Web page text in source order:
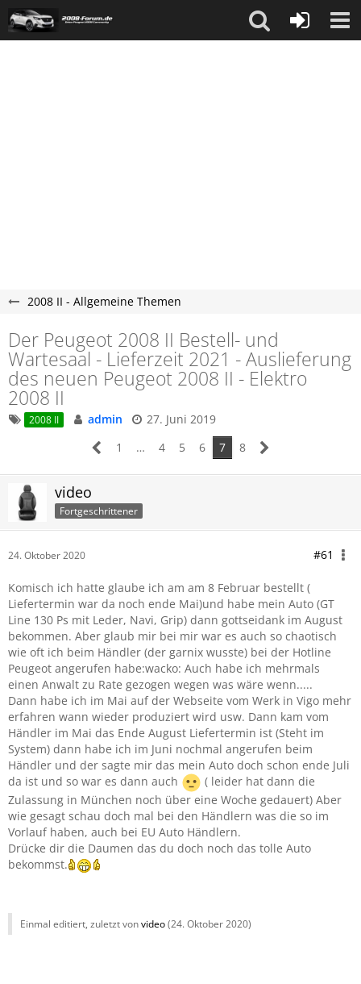
2008 II - Allgemeine Themen
Der Peugeot 2008 II Bestell- und
Wartesaal - Lieferzeit 2021 - Auslieferung
des neuen Peugeot 2008 II - Elektro
2008 II
2008 II admin
27. Juni 2019
1
… 4 5 6 7 8
video
Fortgeschrittener
24. Oktober 2020 #61
Komisch ich hatte glaube ich am am 8 Februar bestellt (
Liefertermin war da noch ende Mai)und habe mein Auto (GT
Line 130 Ps mit Leder, Navi, Grip) dann gottseidank im August
bekommen. Aber glaub mir bei mir war es auch so chaotisch
wie oft ich beim Händler (der garnix wusste) bei der Hotline
Peugeot angerufen habe:wacko: Auch habe ich mehrmals
einen Anwalt zu Rate gezogen wegen was wäre wenn.....
Dann habe ich im Mai auf der Webseite vom Werk in Vigo mehr
erfahren wann wieder produziert wird usw. Dann kam vom
Händler im Mai das Ende August Liefertermin ist (Steht im
System) dann habe ich im Juni nochmal angerufen beim
Händler und der sagte mir das mein Auto doch schon ende Juli
da ist und so war es dann auch
( leider hat dann die
Zulassung in München noch über eine Woche gedauert) Aber
wie gesagt schau doch mal bei den Händlern was die so im
Vorlauf haben, auch bei EU Auto Händlern.
Drücke dir die Daumen das du doch noch das tolle Auto
bekommst.
Einmal editiert, zuletzt vonvideo(24. Oktober 2020)